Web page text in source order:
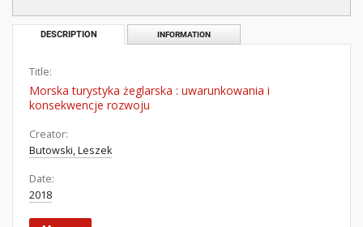
DESCRIPTION INFORMATION
Title:
Morska turystyka żeglarska : uwarunkowania i
konsekwencje rozwoju
Creator:
Butowski, Leszek
Date:
2018